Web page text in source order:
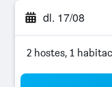
dl. 17/08
2 hostes, 1